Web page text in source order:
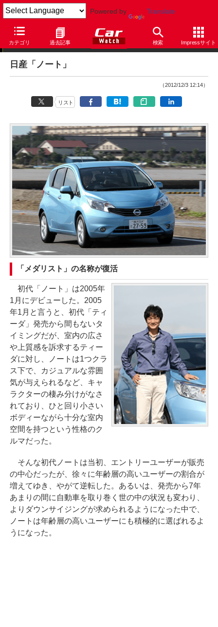
Powered by Translate
カテゴリ 過去記事 検索 Impressサイト
インプレッション
日産「ノート」
（2012/12/3 12:14）
リスト
「メダリスト」の名称が復活
初代「ノート」は2005年
1月にデビューした。2005
年1月と言うと、初代「ティ
ーダ」発売から間もないタ
イミングだが、室内の広さ
や上質感を訴求するティー
ダに対し、ノートは1つクラ
ス下で、カジュアルな雰囲
気が与えられるなど、キャ
ラクターの棲み分けがなさ
れており、ひと回り小さい
ボディーながら十分な室内
空間を持つという性格のク
ルマだった。
そんな初代ノートは当初、エントリーユーザーが販売
の中心だったが、徐々に年齢層の高いユーザーの割合が
増えてゆき、やがて逆転した。あるいは、発売から7年
あまりの間に自動車を取り巻く世の中の状況も変わり、
よりダウンサイジングが求められるようになった中で、
ノートは年齢層の高いユーザーにも積極的に選ばれるよ
うになった。